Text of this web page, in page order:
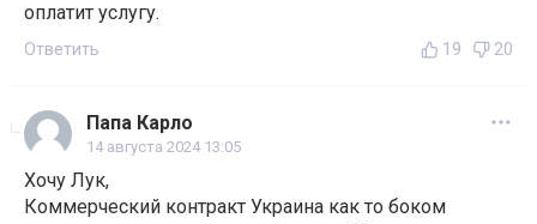
оплатит услугу.
Ответить 19 20
Папа Карло
14 августа 2024 13:05
Хочу Лук,
Коммерческий контракт Украина как то боком